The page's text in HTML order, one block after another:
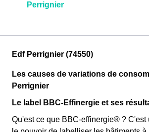
Perrignier
Edf Perrignier (74550)
Les causes de variations de
Perrignier
Le label BBC-Effinergie et ses
Qu'est ce que BBC-effinergie® ? C'est